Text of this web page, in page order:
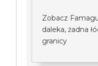
Zobacz
daleka, żadna
granicy